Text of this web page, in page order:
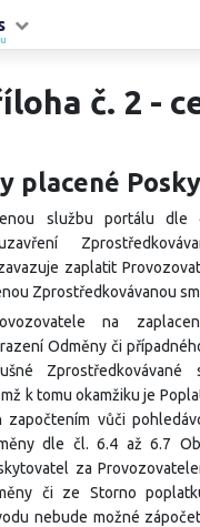
č. 2 -
placené
službu portálu dle
zaplatit
Zprostředkovávanou
na
Odměny či
k tomu okamžiku je
započtením vůči
dle čl. 6.4 až 6.7
za
či ze Storno
nebude možné